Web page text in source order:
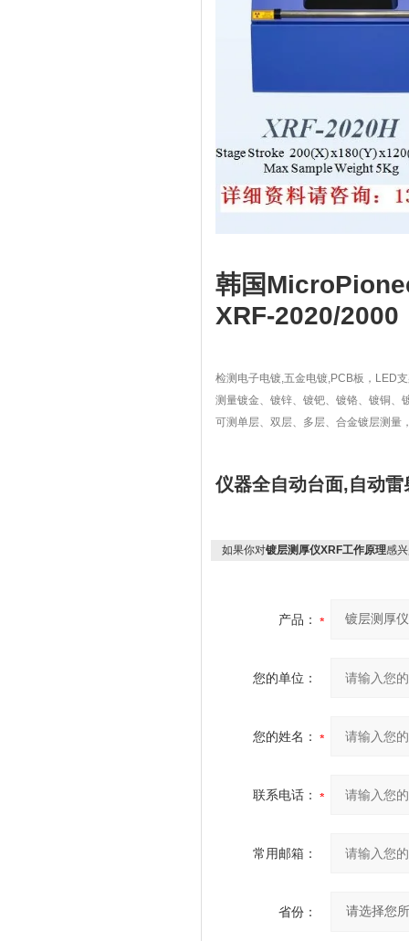
韩国
XRF-2020/2000
检测电子电镀,五金电镀,PCB板，LED
测量镀金、镀锌、镀钯、镀铬、镀铜、
可测单层、双层、多层、合金镀层测量
仪器全自动台面,自动雷
如果你对镀层测厚仪XRF工作原理感
产品：
您的单位：
您的姓名：
联系电话：
常用邮箱：
省份：